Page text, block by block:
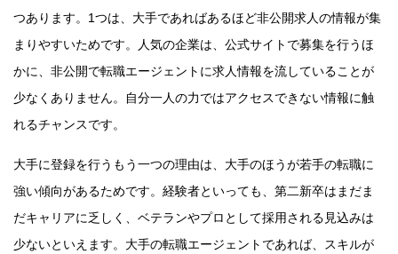
つあります。1つは、大手であればあるほど非公開求人の情報が集
まりやすいためです。人気の企業は、公式サイトで募集を行うほ
かに、非公開で転職エージェントに求人情報を流していることが
少なくありません。自分一人の力ではアクセスできない情報に触
れるチャンスです。
大手に登録を行うもう一つの理由は、大手のほうが若手の転職に
強い傾向があるためです。経験者といっても、第二新卒はまだま
だキャリアに乏しく、ベテランやプロとして採用される見込みは
少ないといえます。大手の転職エージェントであれば、スキルが